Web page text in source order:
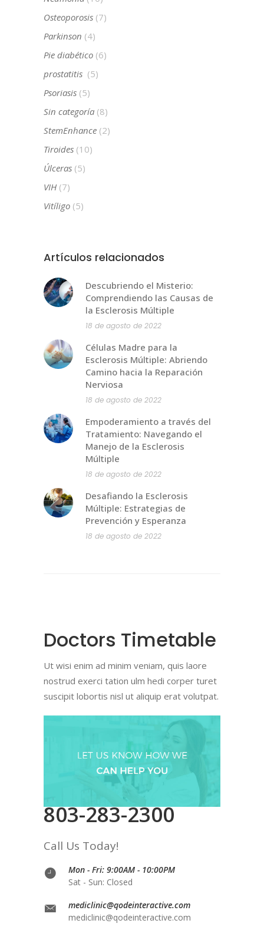
Osteoporosis (7)
Parkinson (4)
Pie diabético (6)
prostatitis (5)
Psoriasis (5)
Sin categoría (8)
StemEnhance (2)
Tiroides (10)
Úlceras (5)
VIH (7)
Vitíligo (5)
Artículos relacionados
Descubriendo el Misterio:
Comprendiendo las Causas de
la Esclerosis Múltiple
18 de agosto de 2022
Células Madre para la
Esclerosis Múltiple: Abriendo
Camino hacia la Reparación
Nerviosa
18 de agosto de 2022
Empoderamiento a través del
Tratamiento: Navegando el
Manejo de la Esclerosis
Múltiple
18 de agosto de 2022
Desafiando la Esclerosis
Múltiple: Estrategias de
Prevención y Esperanza
18 de agosto de 2022
Doctors Timetable
Ut wisi enim ad minim veniam, quis laore
nostrud exerci tation ulm hedi corper turet
suscipit lobortis nisl ut aliquip erat volutpat.
803-283-2300
Call Us Today!
Mon - Fri: 9:00AM - 10:00PM
Sat - Sun: Closed
mediclinic@qodeinteractive.com
mediclinic@qodeinteractive.com